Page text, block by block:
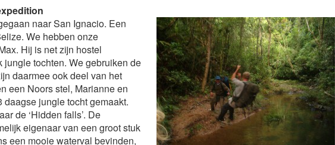
naar San Ignacio. Een
We hebben onze
Hij is net zijn hostel
tochten. We gebruiken de
daarmee ook deel van het
een Noors stel, Marianne en
daagse jungle tocht gemaakt.
de ‘Hidden falls’. De
eigenaar van een groot stuk
een mooie waterval bevinden,